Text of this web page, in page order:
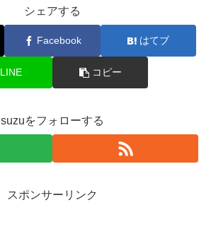
シェアする
Facebook はてブ
LINE コピー
suzuをフォローする
スポンサーリンク